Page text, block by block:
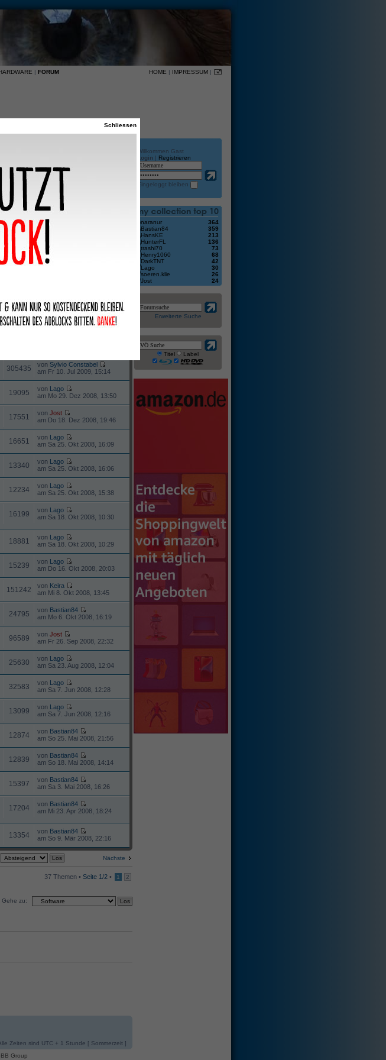
| FORUM HOME | IMPRESSUM |
37 Themen •
ZUGRIFFE LETZTER BEITRAG
12712052von
am Do 29. Okt 2009, 19:50
von
12005 vonBastian84
am Sa 17. Okt 2009, 17:20
305435 vonSylvio Constabel
am Fr 10. Jul 2009, 15:14
19095 von Lago
am Mo 29. Dez 2008, 13:50
17551 vonJost
am Do 18. Dez 2008, 19:46
16651 von Lago
am Sa 25. Okt 2008, 16:09
13340 von Lago
am Sa 25. Okt 2008, 16:06
12234 von Lago
am Sa 25. Okt 2008, 15:38
16199 von Lago
am Sa 18. Okt 2008, 10:30
18881 von Lago
am Sa 18. Okt 2008, 10:29
15239 von Lago
am Do 16. Okt 2008, 20:03
151242 von Keira
am Mi 8. Okt 2008, 13:45
24795 von Bastian84
am Mo 6. Okt 2008, 16:19
96589 vonJost
am Fr 26. Sep 2008, 22:32
25630 von Lago
am Sa 23. Aug 2008, 12:04
32583 von Lago
am Sa 7. Jun 2008, 12:28
13099 von Lago
am Sa 7. Jun 2008, 12:16
12874 von Bastian84
am So 25. Mai 2008, 21:56
12839 von Bastian84
am So 18. Mai 2008, 14:14
15397 von Bastian84
am Sa 3. Mai 2008, 16:26
17204 von Bastian84
am Mi 23. Apr 2008, 18:24
13354 von Bastian84
am So 9. Mär 2008, 22:16
Nächste
37 Themen • Seite 1/2 • 1 2
Gehe zu:
Zeiten sind UTC + 1 Stunde [ Sommerzeit ]
Group
Willkommen Gast
Login | Registrieren
Eingeloggt bleiben
naranur
364
Bastian84
359
HansKE
213
HunterFL
136
trashi70
73
Henry1060
68
DarkTNT
42
Lago
30
soeren.klie
26
Jost
24
Erweiterte Suche
Titel Label
Schliessen